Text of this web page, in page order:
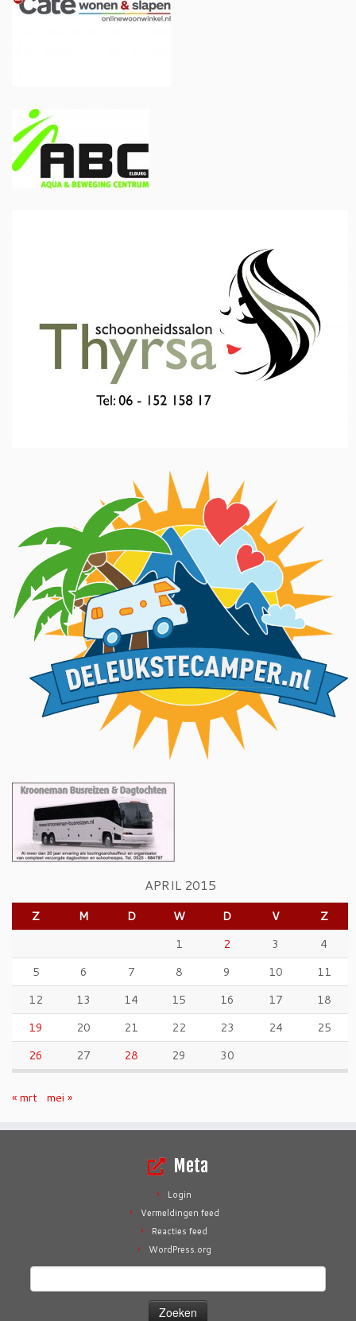
APRIL 2015
Z M D W D V
Z
1
2 3
4
5
6 7 8 9 10
11
12
13 14 15 16 17
18
19
20 21 22 23 24
25
26
27 28 29 30
« mrt mei »
Meta
Login
Vermeldingen feed
Reacties feed
WordPress.org